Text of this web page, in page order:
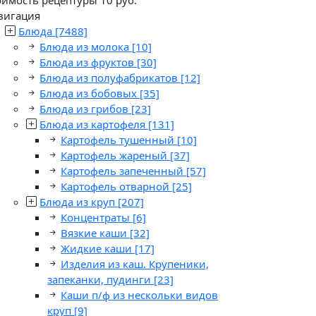
Блюда [7488]
Блюда из молока [10]
Блюда из фруктов [30]
Блюда из полуфабрикатов [12]
Блюда из бобовых [35]
Блюда из грибов [23]
Блюда из картофеля [131]
Картофель тушенный [10]
Картофель жареный [37]
Картофель запеченный [57]
Картофель отварной [25]
Блюда из круп [207]
Концентраты [6]
Вязкие каши [32]
Жидкие каши [17]
Изделия из каш. Крупеники,
запеканки, пудинги [23]
Каши п/ф из нескольки видов
круп [9]